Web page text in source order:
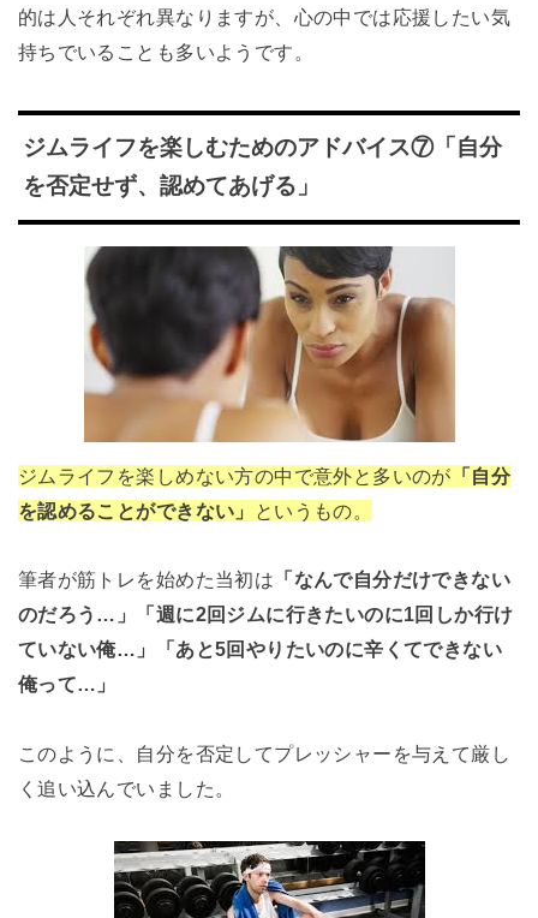
的は人それぞれ異なりますが、心の中では応援したい気
持ちでいることも多いようです。
ジムライフを楽しむためのアドバイス⑦「自分
を否定せず、認めてあげる」
ジムライフを楽しめない方の中で意外と多いのが 「自分
を認めることができない」
というもの。
筆者が筋トレを始めた当初は 「なんで自分だけできない
のだろう…」「週に2回ジムに行きたいのに1回しか行け
ていない俺…」「あと5回やりたいのに辛くてできない
俺って…」
このように、自分を否定してプレッシャーを与えて厳し
く追い込んでいました。